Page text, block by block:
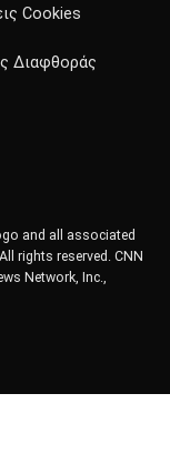
Cookies
Διαφθοράς
and all associated
rights reserved. CNN
Network, Inc.,